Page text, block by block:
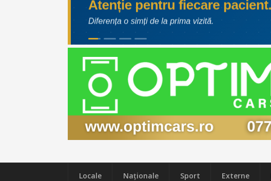
Locale Naţionale Sport Externe